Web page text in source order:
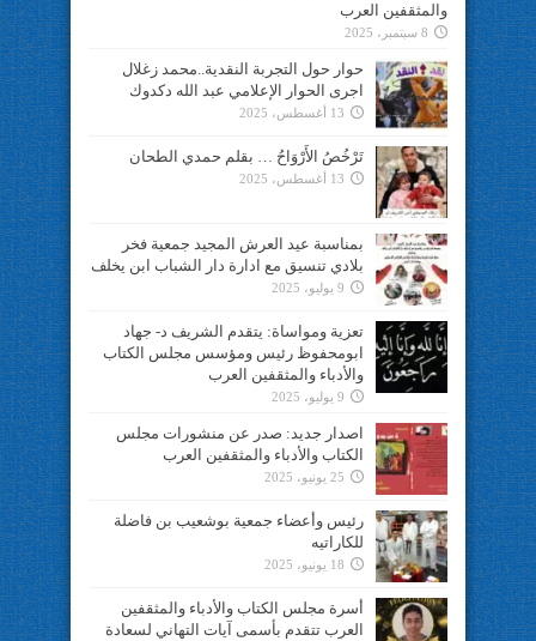
والمثقفين العرب
8 سبتمبر، 2025
حوار حول التجربة النقدية..محمد زغلال
اجرى الحوار الإعلامي عبد الله دكدوك
13 أغسطس، 2025
تَرْخُصُ الأَرْوَاحُ … بقلم حمدي الطحان
13 أغسطس، 2025
بمناسبة عيد العرش المجيد جمعية فخر
بلادي تنسيق مع ادارة دار الشباب ابن يخلف
9 يوليو، 2025
تعزية ومواساة: يتقدم الشريف د- جهاد
ابومحفوظ رئيس ومؤسس مجلس الكتاب
والأدباء والمثقفين العرب
9 يوليو، 2025
اصدار جديد: صدر عن منشورات مجلس
الكتاب والأدباء والمثقفين العرب
25 يونيو، 2025
رئيس وأعضاء جمعية بوشعيب بن فاضلة
للكاراتيه
18 يونيو، 2025
أسرة مجلس الكتاب والأدباء والمثقفين
العرب تتقدم بأسمى آيات التهاني لسعادة